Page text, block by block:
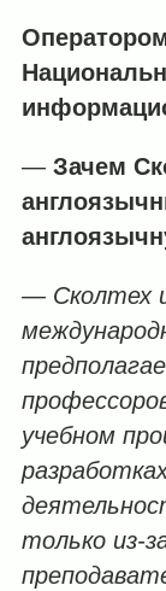
—Зачем
— Сколтех
учебном
только из-